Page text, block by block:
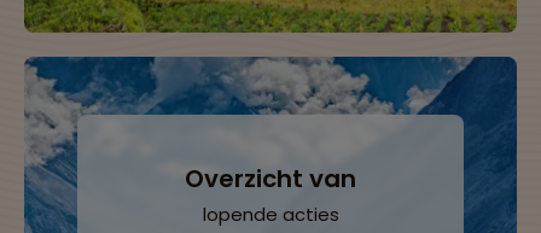
Overzicht van
lopende acties